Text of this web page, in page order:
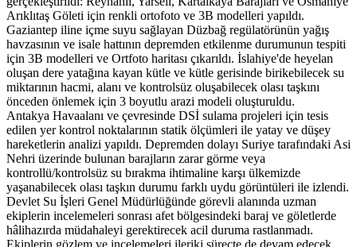
Arıklıtaş Göleti için renkli ortofoto ve 3B modelleri yapıldı.
Gaziantep iline içme suyu sağlayan Düzbağ regülatörünün yağış
havzasının ve isale hattının depremden etkilenme durumunun tespiti
için 3B modelleri ve Ortfoto haritası çıkarıldı. İslahiye'de heyelan
oluşan dere yatağına kayan kütle ve kütle gerisinde birikebilecek su
miktarının hacmi, alanı ve kontrolsüz oluşabilecek olası taşkını
önceden önlemek için 3 boyutlu arazi modeli oluşturuldu.
Antakya Havaalanı ve çevresinde DSİ sulama projeleri için tesis
edilen yer kontrol noktalarının statik ölçümleri ile yatay ve düşey
hareketlerin analizi yapıldı. Depremden dolayı Suriye tarafındaki Asi
Nehri üzerinde bulunan barajların zarar görme veya
kontrollü/kontrolsüz su bırakma ihtimaline karşı ülkemizde
yaşanabilecek olası taşkın durumu farklı uydu görüntüleri ile izlendi.
Devlet Su İşleri Genel Müdürlüğünde görevli alanında uzman
ekiplerin incelemeleri sonrası afet bölgesindeki baraj ve göletlerde
hâlihazırda müdahaleyi gerektirecek acil duruma rastlanmadı.